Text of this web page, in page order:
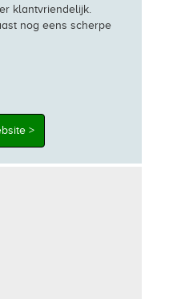
klantvriendelijk.
nog eens scherpe
>